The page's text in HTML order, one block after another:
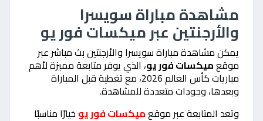
مشاهدة مباراة سويسرا
والأرجنتين عبر ميكسات فور يو
يمكن مشاهدة مباراة سويسرا والأرجنتين بث مباشر عبر
موقعميكسات فور يو، الذي يوفر متابعة مميزة لأهم
مباريات كأس العالم 2026، مع تغطية قبل المباراة
وبعدها، وجودات متعددة للمشاهدة.
وتعد المتابعة عبر موقعميكسات فور يو خيارًا مناسبًا